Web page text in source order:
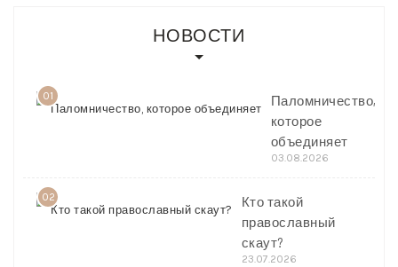
НОВОСТИ
01
Паломничество,
которое
объединяет
03.08.2026
02
Кто такой
православный
скаут?
23.07.2026